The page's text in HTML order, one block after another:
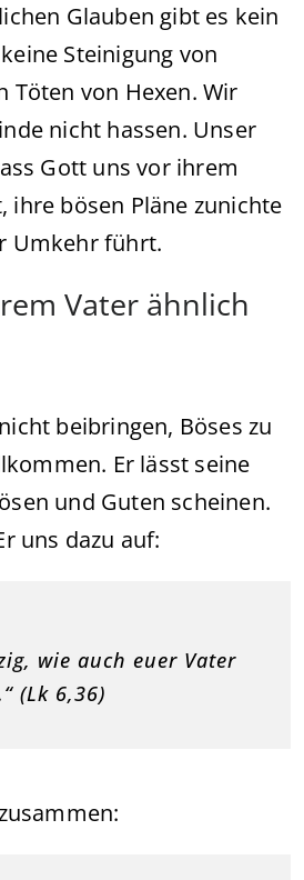
Glauben gibt es kein
Steinigung von
Töten von Hexen. Wir
nicht hassen. Unser
Gott uns vor ihrem
ihre bösen Pläne zunichte
Umkehr führt.
Vater ähnlich
beibringen, Böses zu
Er lässt seine
und Guten scheinen.
uns dazu auf:
wie auch euer Vater
(Lk 6,36)